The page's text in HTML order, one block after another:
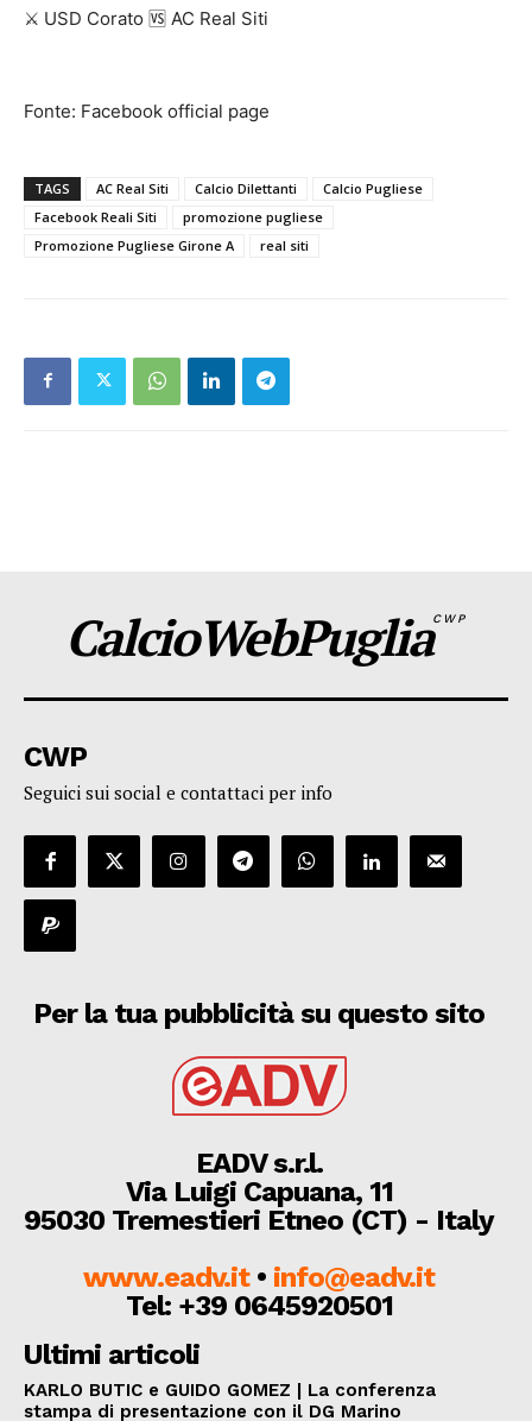
⚔️ USD Corato 🆚 AC Real Siti
Fonte: Facebook official page
TAGS AC Real Siti Calcio Dilettanti
Calcio Pugliese
Facebook Reali Siti
promozione pugliese
Promozione Pugliese Girone A
real siti
CalcioWebPugliaCWP
CWP
Seguici sui social e contattaci per info
Per la tua pubblicità su questo sito
EADV s.r.l.
Via Luigi Capuana, 11
95030 Tremestieri Etneo (CT) - Italy
www.eadv.it• info@eadv.it
Tel: +39 0645920501
Ultimi articoli
KARLO BUTIC e GUIDO GOMEZ | La conferenza
stampa di presentazione con il DG Marino